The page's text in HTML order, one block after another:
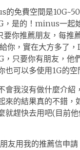
的免費空間是
，是的！minus一起
要你推薦朋友，每推
你，實在大方多了
，只要你有朋友，他
也可以多使用1G的空
會我沒有做什麼介紹
來的結果真的不錯，
就趕快去用吧(目前
友用我的推薦信申請